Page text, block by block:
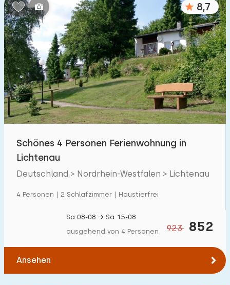
8,7
Schönes 4 Personen Ferienwohnung in
Lichtenau
Deutschland > Nordrhein-Westfalen > Lichtenau
4 Personen | 2 Schlafzimmer | Haustierfrei
923 852
Sa 08-08 → Sa 15-08
ausgehend von 4 Personen
Ansehen